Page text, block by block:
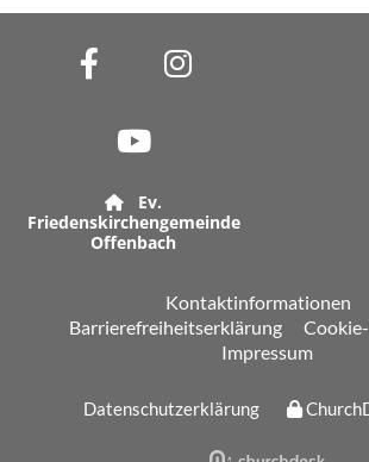

Ev.
Friedenskirchengemeinde
Offenbach
Kontaktinformationen
Barrierefreiheitserklärung
Impressum
Datenschutzerklärung